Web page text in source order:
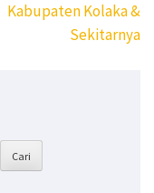
Kabupaten Kolaka &
Sekitarnya
Cari